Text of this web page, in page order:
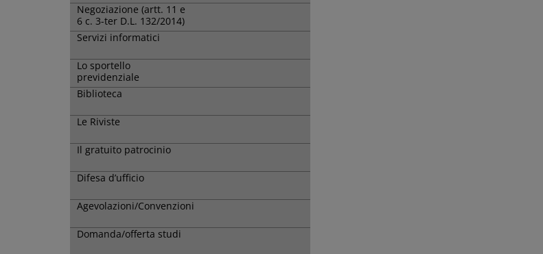
Negoziazione (artt. 11 e
6 c. 3-ter D.L. 132/2014)
Servizi informatici
Lo sportello
previdenziale
Biblioteca
Le Riviste
Il gratuito patrocinio
Difesa d’ufficio
Agevolazioni/Convenzioni
Domanda/offerta studi